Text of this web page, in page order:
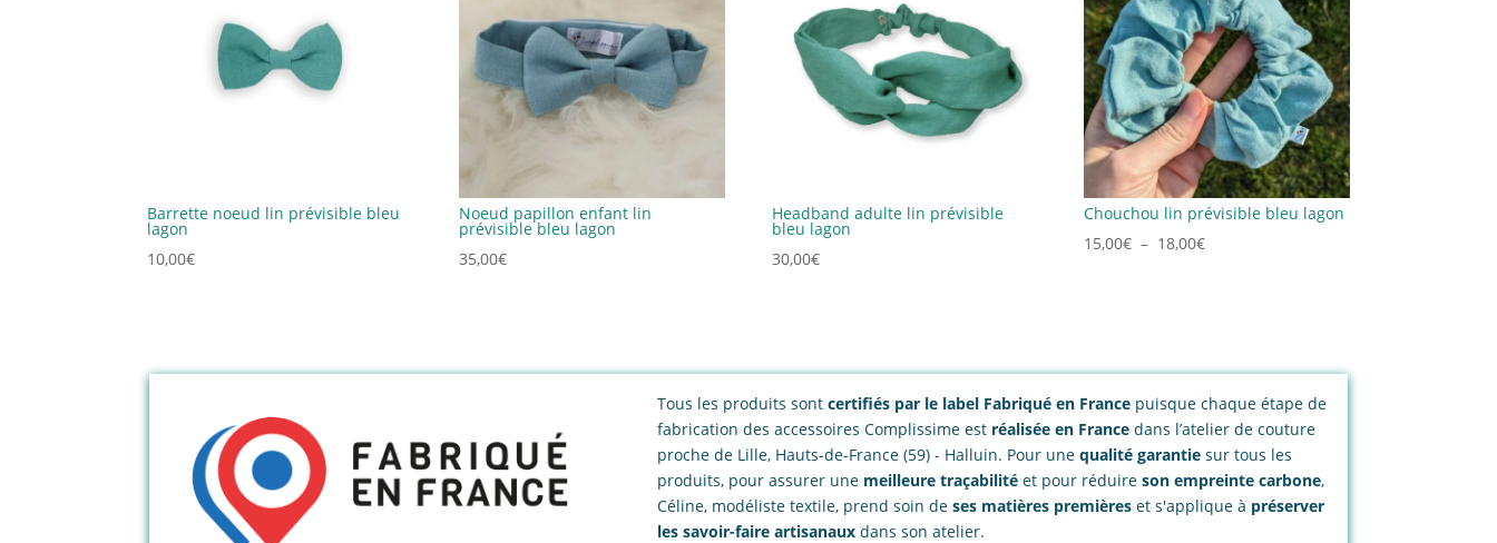
Barrette noeud lin prévisible bleu
lagon
10,00€
Noeud papillon enfant lin
prévisible bleu lagon
35,00€
Headband adulte lin prévisible
bleu lagon
30,00€
Chouchou lin prévisible bleu lagon
15,00€ – 18,00€Plage
Tous les produits sontcertifiés par le label Fabriqué en France puisque chaque étape de
fabrication des accessoires Complissime est réalisée en Francedans l’atelier de couture
proche de Lille, Hauts-de-France (59) - Halluin. Pour une qualité garantie sur tous les
produits, pour assurer une meilleure traçabilité et pour réduireson empreinte carbone,
Céline, modéliste textile, prend soin deses matières premièreset s'applique à préserver
les savoir-faire artisanaux dans son atelier.